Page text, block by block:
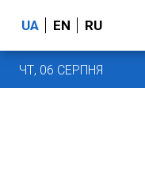
UA EN RU
ЧТ, 06 СЕРПНЯ